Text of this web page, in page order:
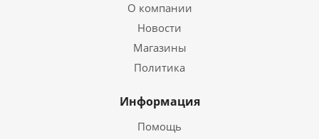
О компании
Новости
Магазины
Политика
Информация
Помощь